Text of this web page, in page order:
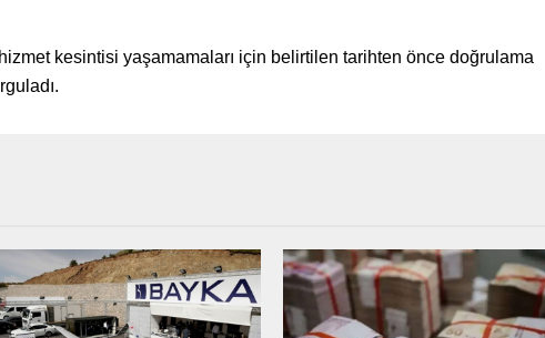
kesintisi yaşamamaları için belirtilen tarihten önce doğrulama